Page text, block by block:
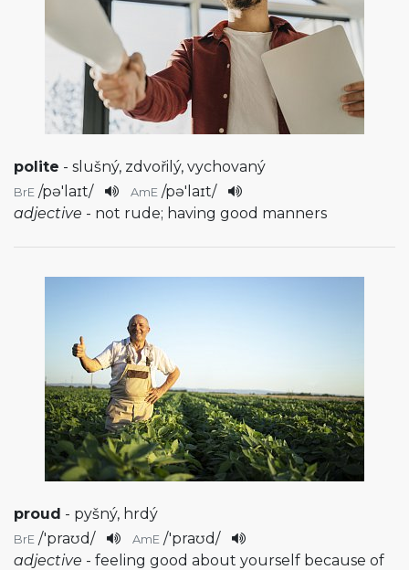
polite - slušný, zdvořilý, vychovaný
BrE /pə'laɪt/ AmE /pə'laɪt/
adjective - not rude; having good manners
proud - pyšný, hrdý
BrE /'praʊd/ AmE /'praʊd/
adjective - feeling good about yourself because of